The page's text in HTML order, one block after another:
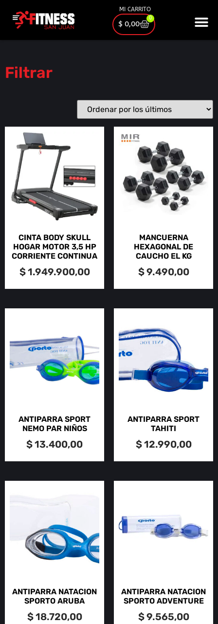
MI CARRITO
$ 0,00
0
Filtrar
CINTA BODY SKULL
HOGAR MOTOR 3,5 HP
CORRIENTE CONTINUA
$1.949.900,00
MANCUERNA
HEXAGONAL DE
CAUCHO EL KG
$9.490,00
ANTIPARRA SPORT
NEMO PAR NIÑOS
$13.400,00
ANTIPARRA SPORT
TAHITI
$12.990,00
ANTIPARRA NATACION
SPORTO ARUBA
$18.720,00
ANTIPARRA NATACION
SPORTO ADVENTURE
$9.565,00